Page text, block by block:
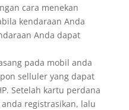
cara menekan
kendaraan Anda
Anda dapat
pada mobil anda
selluler yang dapat
Setelah kartu perdana
registrasikan, lalu